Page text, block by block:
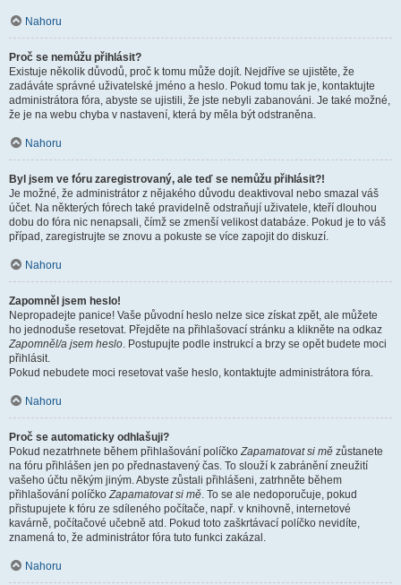
Nahoru
Proč se nemůžu přihlásit?
Existuje několik důvodů, proč k tomu může dojít. Nejdříve se ujistěte, že
zadáváte správné uživatelské jméno a heslo. Pokud tomu tak je, kontaktujte
administrátora fóra, abyste se ujistili, že jste nebyli zabanováni. Je také možné,
že je na webu chyba v nastavení, která by měla být odstraněna.
Nahoru
Byl jsem ve fóru zaregistrovaný, ale teď se nemůžu přihlásit?!
Je možné, že administrátor z nějakého důvodu deaktivoval nebo smazal váš
účet. Na některých fórech také pravidelně odstraňují uživatele, kteří dlouhou
dobu do fóra nic nenapsali, čímž se zmenší velikost databáze. Pokud je to váš
případ, zaregistrujte se znovu a pokuste se více zapojit do diskuzí.
Nahoru
Zapomněl jsem heslo!
Nepropadejte panice! Vaše původní heslo nelze sice získat zpět, ale můžete
ho jednoduše resetovat. Přejděte na přihlašovací stránku a klikněte na odkaz
Zapomněl/a jsem heslo. Postupujte podle instrukcí a brzy se opět budete moci
přihlásit.
Pokud nebudete moci resetovat vaše heslo, kontaktujte administrátora fóra.
Nahoru
Proč se automaticky odhlašuji?
Pokud nezatrhnete během přihlašování políčkoZapamatovat si mě zůstanete
na fóru přihlášen jen po přednastavený čas. To slouží k zabránění zneužití
vašeho účtu někým jiným. Abyste zůstali přihlášeni, zatrhněte během
přihlašování políčkoZapamatovat si mě. To se ale nedoporučuje, pokud
přistupujete k fóru ze sdíleného počítače, např. v knihovně, internetové
kavárně, počítačové učebně atd. Pokud toto zaškrtávací políčko nevidíte,
znamená to, že administrátor fóra tuto funkci zakázal.
Nahoru